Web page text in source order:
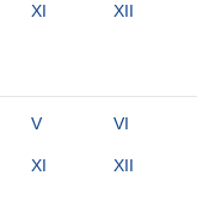
XI XII
V VI
XI XII